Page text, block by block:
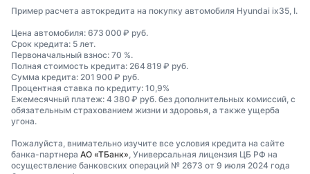
Пример расчета автокредита на покупку автомобиля Hyundai ix35, I.
Цена автомобиля: 673 000 ₽ руб.
Срок кредита: 5 лет.
Первоначальный взнос: 70 %.
Полная стоимость кредита: 264 819 ₽ руб.
Сумма кредита: 201 900 ₽ руб.
Процентная ставка по кредиту: 10,9%
Ежемесячный платеж: 4 380 ₽ руб. без дополнительных комиссий, с
обязательным страхованием жизни и здоровья, а также ущерба
угона.
Пожалуйста, внимательно изучите все условия кредита на сайте
банка-партнера АО «ТБанк», Универсальная лицензия ЦБ РФ на
осуществление банковских операций № 2673 от 9 июля 2024 года